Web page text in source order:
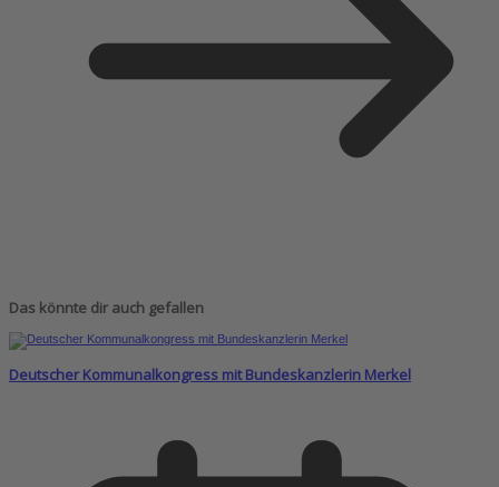
Das könnte dir auch gefallen
Deutscher Kommunalkongress mit Bundeskanzlerin Merkel